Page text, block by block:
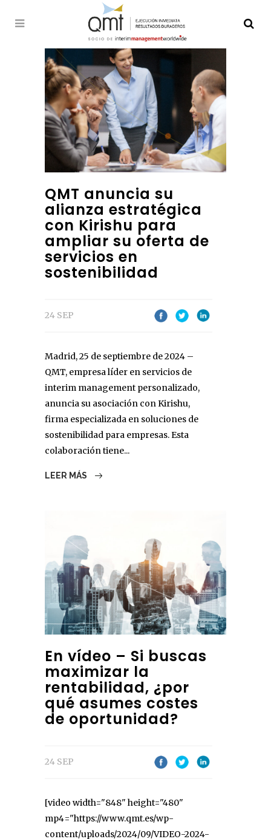
QMT anuncia su
alianza estratégica
con Kirishu para
ampliar su oferta de
servicios en
sostenibilidad
24 SEP
Madrid, 25 de septiembre de 2024 –
QMT, empresa líder en servicios de
interim management personalizado,
anuncia su asociación con Kirishu,
firma especializada en soluciones de
sostenibilidad para empresas. Esta
colaboración tiene...
LEER MÁS
En vídeo – Si buscas
maximizar la
rentabilidad, ¿por
qué asumes costes
de oportunidad?
24 SEP
[video width="848" height="480"
mp4="https://www.qmt.es/wp-
content/uploads/2024/09/VIDEO-2024-